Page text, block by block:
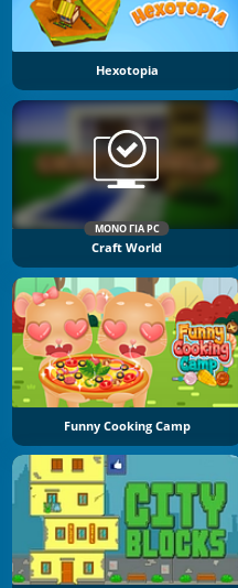
Hexotopia
ΜΌΝΟ ΓΙΑ PC
Craft World
Funny Cooking Camp